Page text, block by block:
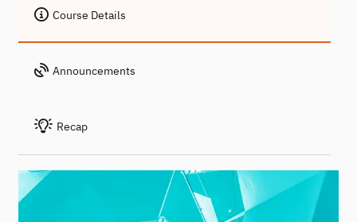
Course Details
Announcements
Recap